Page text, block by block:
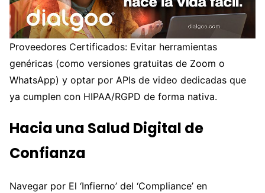
Proveedores Certificados: Evitar herramientas
genéricas (como versiones gratuitas de Zoom o
WhatsApp) y optar por APIs de video dedicadas que
ya cumplen con HIPAA/RGPD de forma nativa.
Hacia una Salud Digital de
Confianza
Navegar por El ‘Infierno’ del ‘Compliance’ en